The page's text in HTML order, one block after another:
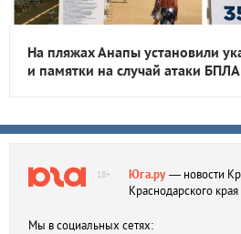
На пляжах Анапы установили
и памятки на случай атаки БПЛА
18+ Юга.ру— новости
Краснодарского
Мы в социальных сетях: